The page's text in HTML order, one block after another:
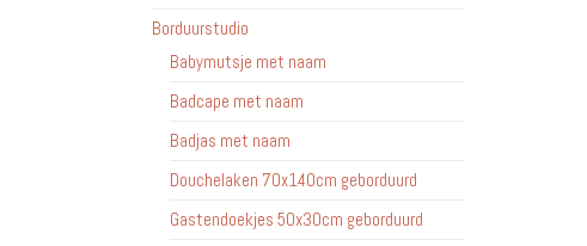
Borduurstudio
Babymutsje met naam
Badcape met naam
Badjas met naam
Douchelaken 70x140cm geborduurd
Gastendoekjes 50x30cm geborduurd